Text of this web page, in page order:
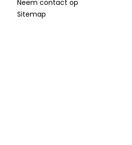
Neem contact op
Sitemap